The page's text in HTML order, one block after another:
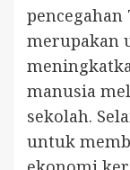
pencegahan
merupakan
manusia
sekolah.
untuk